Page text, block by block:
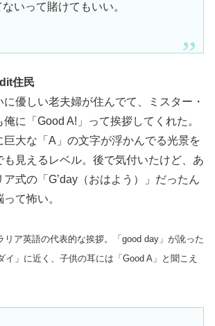
いって賭けてもいい。
住民
優しい老夫婦が住んでて、ミスター・
に「Good A!」って挨拶してくれた。
巨大な「A」の文字が浮かんでる光景を
も見えるレベル。後で気付いたけど、あ
式の「G’day（おはよう）」だったん
て怖い。
リア英語の代表的な挨拶。「good day」が訛った
イ」に近く、子供の耳には「Good A」と聞こえ